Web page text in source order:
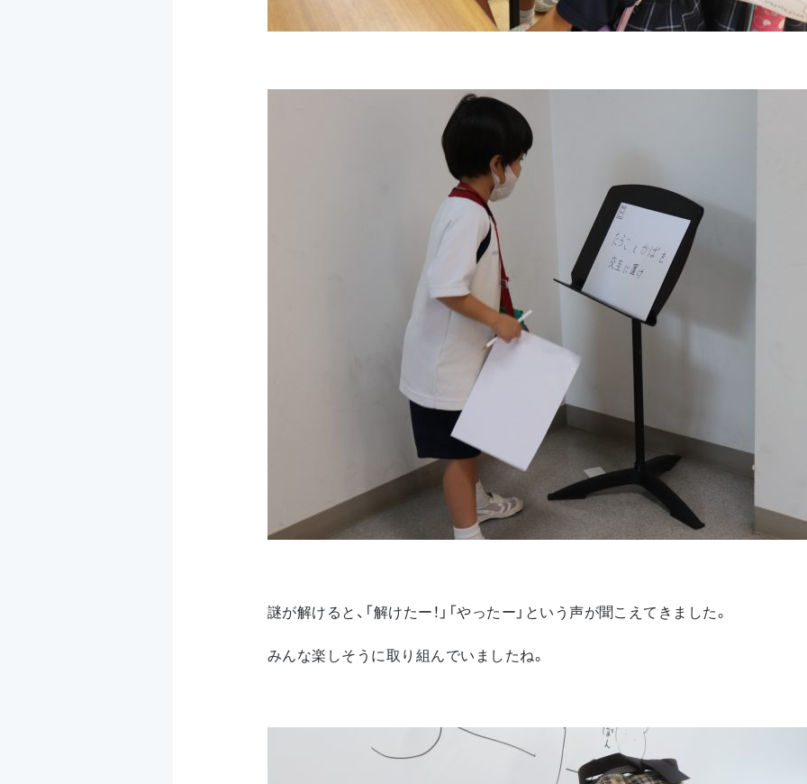
謎が解けると、「解けたー！」「やったー」という声が聞こえてきました。
みんな楽しそうに取り組んでいましたね。